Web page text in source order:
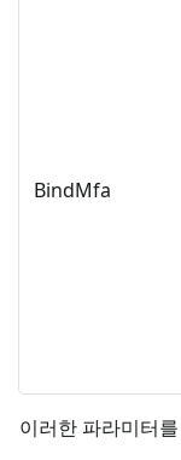
BindMfa
이러한 파라미터